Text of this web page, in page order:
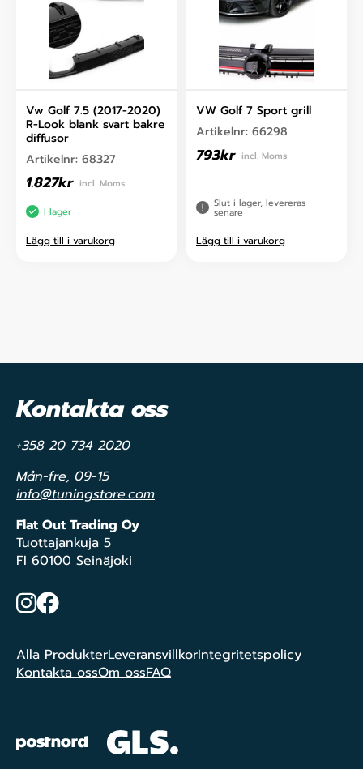
Vw Golf 7.5 (2017-2020)
R-Look blank svart bakre
diffusor
Artikelnr: 68327
1.827kr incl. Moms
I lager
Lägg till i varukorg
VW Golf 7 Sport grill
Artikelnr: 66298
793kr incl. Moms
Slut i lager, levereras
senare
Lägg till i varukorg
Kontakta oss
+358 20 734 2020
Mån-fre, 09-15
info@tuningstore.com
Flat Out Trading Oy
Tuottajankuja 5
FI 60100 Seinäjoki
Instagram
Facebook
Alla ProdukterLeveransvillkorIntegritetspolicy
Kontakta ossOm ossFAQ